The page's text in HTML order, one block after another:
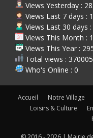
Views Yesterday :
Views Last 7 days :
Views Last 30 days
Views This Month :
Views This Year :
Total views : 370005
Who's Online : 0
Accueil Notre Village
Loisirs & Culture